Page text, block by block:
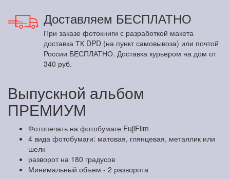
Доставляем БЕСПЛАТНО
При заказе фотокниги с разработкой макета
доставка ТК DPD (на пункт самовывоза) или почтой
России БЕСПЛАТНО. Доставка курьером на дом от
340 руб.
Выпускной альбом
ПРЕМИУМ
Фотопечать на фотобумаге FujiFilm
4 вида фотобумаги: матовая, глянцевая, металлик или
шелк
разворот на 180 градусов
Минимальный объем - 2 разворота